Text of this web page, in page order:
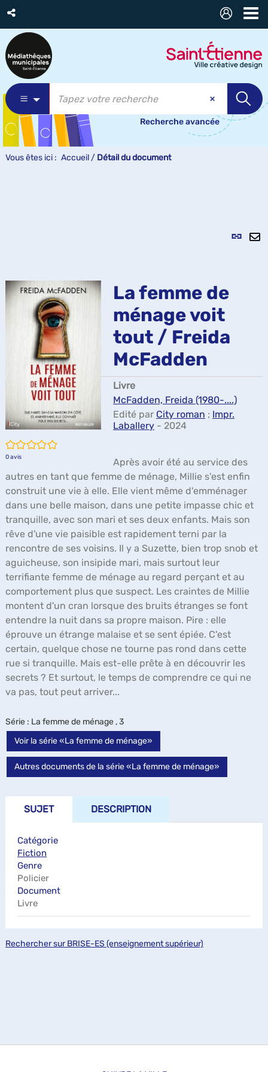
Recherche avancée
Vous êtes ici : Accueil / Détail du document
Lien
/5
0avis
La femme de
ménage voit
tout / Freida
McFadden
Livre
McFadden, Freida (1980-....)
Edité par City roman ; Impr.
Laballery - 2024
Après avoir été au service des
autres en tant que femme de ménage, Millie s'est enfin
construit une vie à elle. Elle vient même d'emménager
dans une belle maison, dans une petite impasse chic et
tranquille, avec son mari et ses deux enfants. Mais son
rêve d'une vie paisible est rapidement terni par la
rencontre de ses voisins. Il y a Suzette, bien trop snob et
aguicheuse, son insipide mari, mais surtout leur
terrifiante femme de ménage au regard perçant et au
comportement plus que suspect. Les craintes de Millie
montent d'un cran lorsque des bruits étranges se font
entendre la nuit dans sa propre maison. Pire : elle
éprouve un étrange malaise et se sent épiée. C'est
certain, quelque chose ne tourne pas rond dans cette
rue si tranquille. Mais est-elle prête à en découvrir les
secrets ? Et surtout, le temps de comprendre ce qui ne
va pas, tout peut arriver...
Série : La femme de ménage , 3
Voir la série «La femme de ménage»
Autres documents de la série «La femme de ménage»
SUJET DESCRIPTION
Catégorie
Fiction
Genre
Policier
Document
Livre
Rechercher sur BRISE-ES (enseignement supérieur)